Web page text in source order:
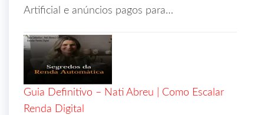
Artificial e anúncios pagos para…
Guia Definitivo – Nati Abreu | Como Escalar
Renda Digital